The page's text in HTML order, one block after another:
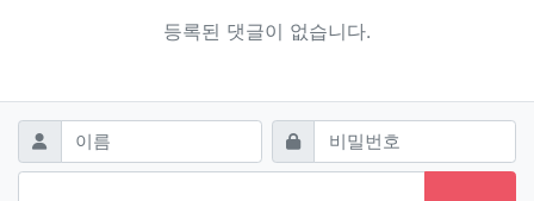
등록된 댓글이 없습니다.
댓글쓰기
이름 필수 비밀번호필수